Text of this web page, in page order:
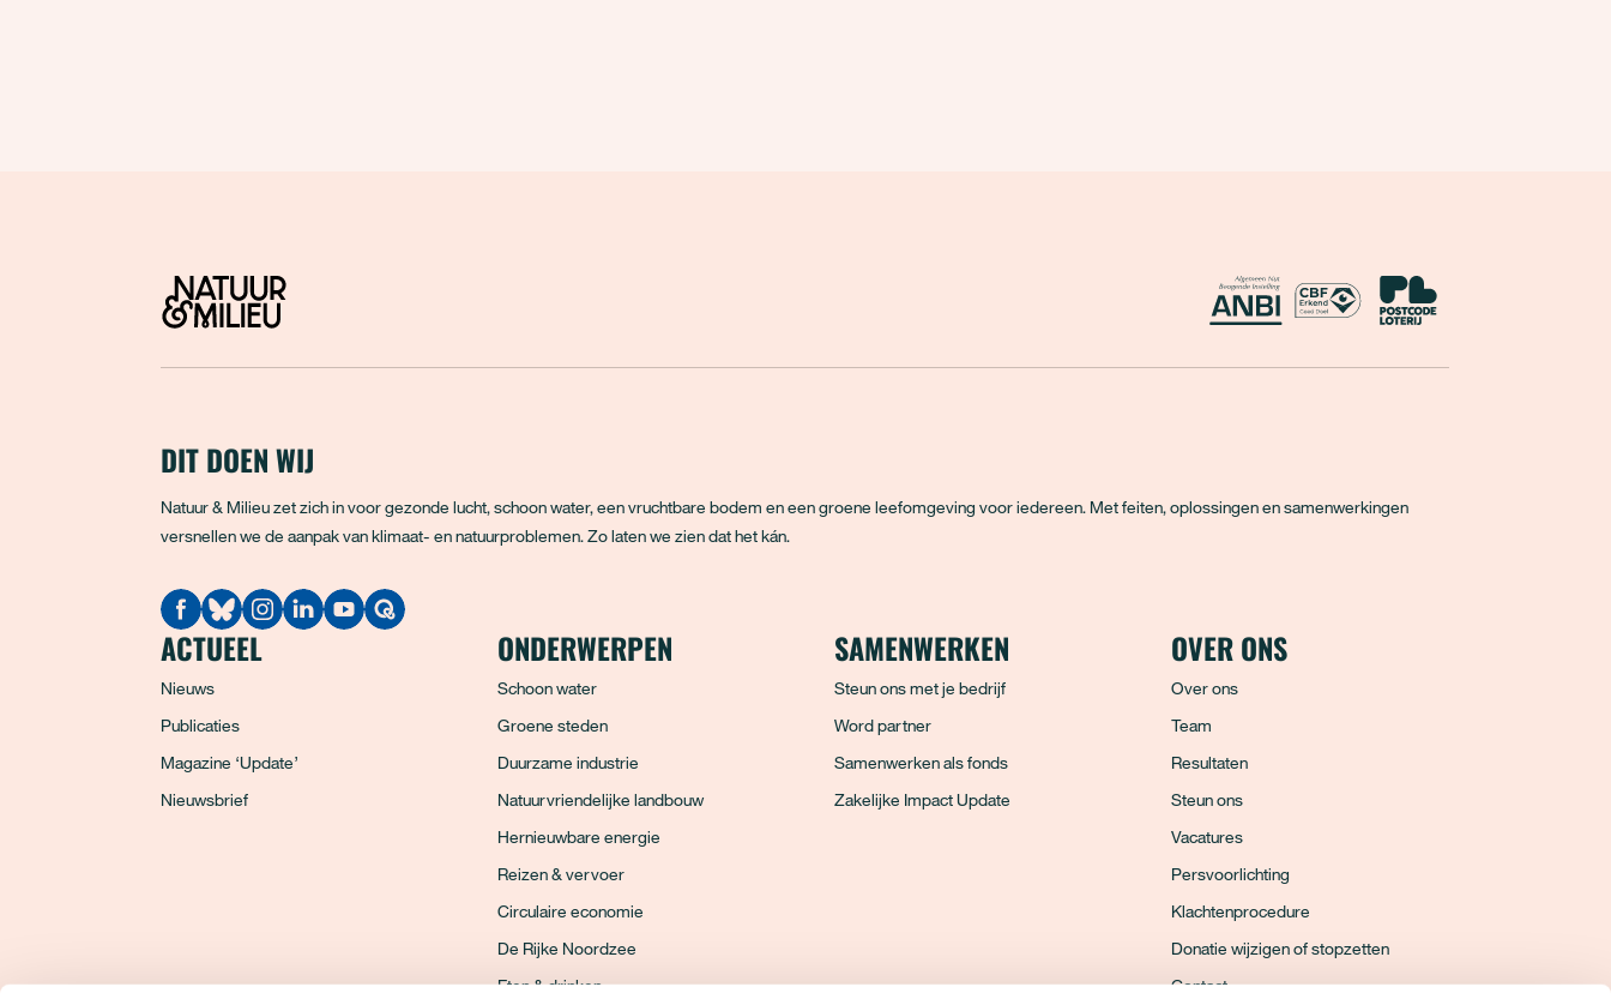
ANBI CBF Erkend Goed Doel
Nationale Postcode Loterij
DIT DOEN WIJ
Natuur & Milieu zet zich in voor gezonde lucht, schoon water, een vruchtbare bodem en een groene leefomgeving voor iedereen. Met feiten, oplossingen en samenwerkingen
versnellen we de aanpak van klimaat- en natuurproblemen. Zo laten we zien dat het kán.
Quodari
ACTUEEL
Nieuws
Publicaties
Magazine ‘Update’
Nieuwsbrief
ONDERWERPEN
Schoon water
Groene steden
Duurzame industrie
Natuurvriendelijke landbouw
Hernieuwbare energie
Reizen & vervoer
Circulaire economie
De Rijke Noordzee
Eten & drinken
SAMENWERKEN
Steun ons met je bedrijf
Word partner
Samenwerken als fonds
Zakelijke Impact Update
OVER ONS
Over ons
Team
Resultaten
Steun ons
Vacatures
Persvoorlichting
Klachtenprocedure
Donatie wijzigen of stopzetten
Contact